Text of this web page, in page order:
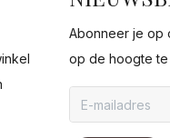
Abonneer je op
op de hoogte te